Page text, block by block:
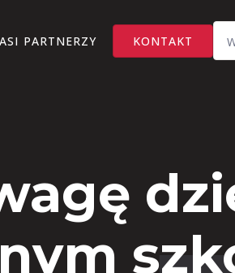
PARTNERZY KONTAKT